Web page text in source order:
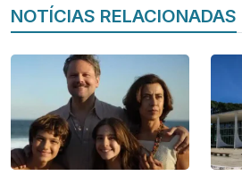
NOTÍCIAS RELACIONADAS